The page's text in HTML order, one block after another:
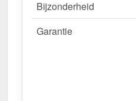
Bijzonderheid
Garantie